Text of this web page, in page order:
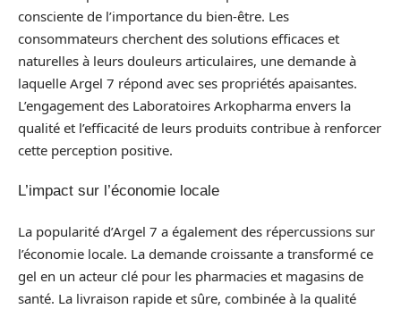
consciente de l’importance du bien-être. Les
consommateurs cherchent des solutions efficaces et
naturelles à leurs douleurs articulaires, une demande à
laquelle Argel 7 répond avec ses propriétés apaisantes.
L’engagement des Laboratoires Arkopharma envers la
qualité et l’efficacité de leurs produits contribue à renforcer
cette perception positive.
L’impact sur l’économie locale
La popularité d’Argel 7 a également des répercussions sur
l’économie locale. La demande croissante a transformé ce
gel en un acteur clé pour les pharmacies et magasins de
santé. La livraison rapide et sûre, combinée à la qualité